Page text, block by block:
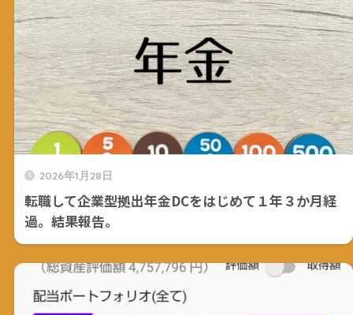
2026年1月28日
転職して企業型拠出年金DCをはじめて１年３か月経
過。結果報告。